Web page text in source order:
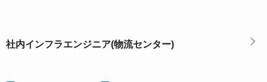
社内インフラエンジニア(物流センター)